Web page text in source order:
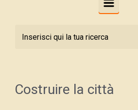
Costruire la città